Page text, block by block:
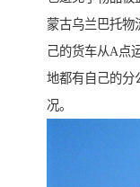
蒙古乌兰巴托物
己的货车从A点
地都有自己的分
况。